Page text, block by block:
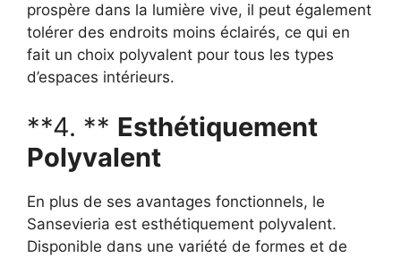
prospère dans la lumière vive, il peut également
tolérer des endroits moins éclairés, ce qui en
fait un choix polyvalent pour tous les types
d’espaces intérieurs.
**4. ** Esthétiquement
Polyvalent
En plus de ses avantages fonctionnels, le
Sansevieria est esthétiquement polyvalent.
Disponible dans une variété de formes et de